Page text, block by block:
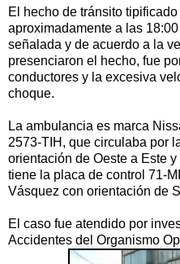
El hecho de tránsito
aproximadamente a las
señalada y de acuerdo a la
presenciaron el hecho, fue
conductores y la excesiva
choque.
La ambulancia es marca
2573-TIH, que circulaba por
orientación de Oeste a Este
tiene la placa de control 71-
Vásquez con orientación de
El caso fue atendido por
Accidentes del Organismo